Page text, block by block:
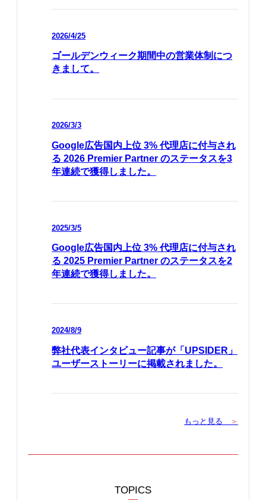
2026/4/25
ゴールデンウィーク期間中の営業体制につ
きまして。
2026/3/3
Google広告国内上位 3% 代理店に付与され
る 2026 Premier Partner のステータスを3
年連続で獲得しました。
2025/3/5
Google広告国内上位 3% 代理店に付与され
る 2025 Premier Partner のステータスを2
年連続で獲得しました。
2024/8/9
弊社代表インタビュー記事が「UPSIDER」
ユーザーストーリーに掲載されました。
もっと見る ＞
TOPICS